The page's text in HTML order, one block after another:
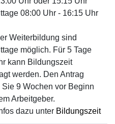
08:00 Uhr - 16:15 Uhr
Weiterbildung sind
möglich. Für 5 Tage
kann Bildungszeit
werden. Den Antrag
9 Wochen vor Beginn
Arbeitgeber.
dazu unter Bildungszeit